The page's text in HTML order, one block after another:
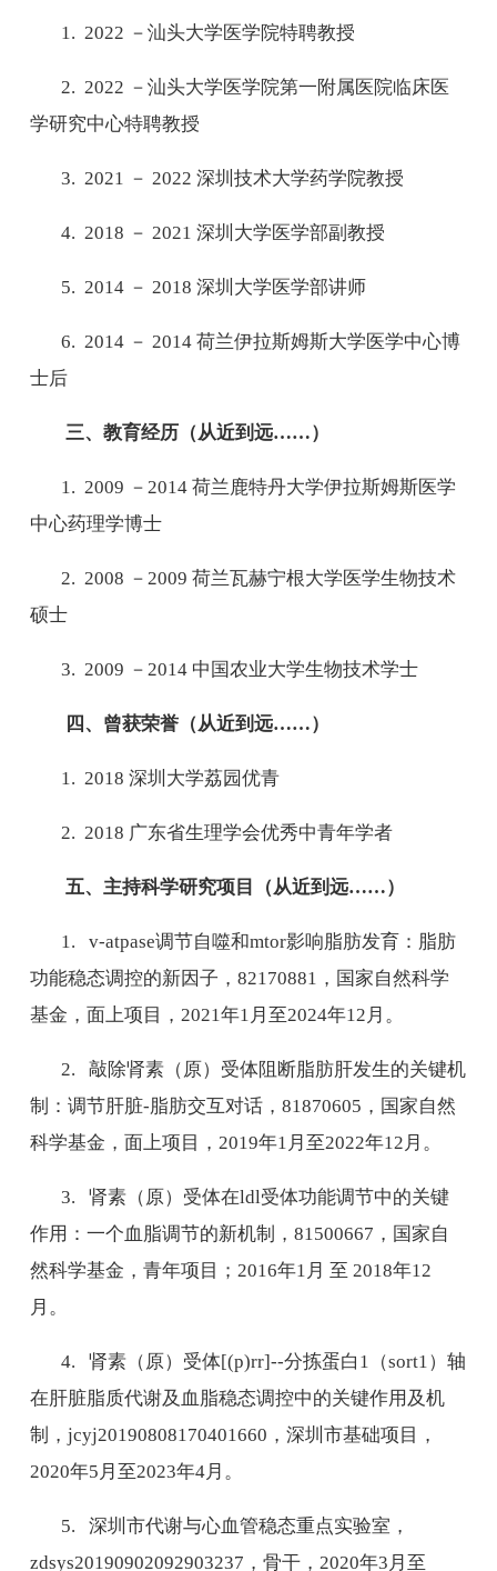
1. 2022 －汕头大学医学院特聘教授
2. 2022 －汕头大学医学院第一附属医院临床医
学研究中心特聘教授
3. 2021 － 2022深圳技术大学药学院教授
4. 2018 － 2021深圳大学医学部副教授
5. 2014 － 2018深圳大学医学部讲师
6. 2014 － 2014荷兰伊拉斯姆斯大学医学中心博
士后
三、教育经历（从近到远……）
1. 2009 －2014荷兰鹿特丹大学伊拉斯姆斯医学
中心药理学博士
2. 2008 －2009荷兰瓦赫宁根大学医学生物技术
硕士
3. 2009 －2014 中国农业大学生物技术学士
四、曾获荣誉（从近到远……）
1. 2018深圳大学荔园优青
2. 2018 广东省生理学会优秀中青年学者
五、主持科学研究项目（从近到远……）
1. v-atpase调节自噬和mtor影响脂肪发育：脂肪
功能稳态调控的新因子，82170881 ，国家自然科学
基金，面上项目，2021年1 月至2024年12 月。
2.敲除肾素（原）受体阻断脂肪肝发生的关键机
制：调节肝脏-脂肪交互对话，81870605 ，国家自然
科学基金，面上项目，2019年1 月至2022年12 月。
3.肾素（原）受体在ldl受体功能调节中的关键
作用：一个血脂调节的新机制，81500667 ，国家自
然科学基金，青年项目；2016年1 月 至2018年12
月。
4.肾素（原）受体[(p)rr]--分拣蛋白 1 （sort1）轴
在肝脏脂质代谢及血脂稳态调控中的关键作用及机
制，jcyj20190808170401660 ，深圳市基础项目，
2020年5 月至2023年4月。
5.深圳市代谢与心血管稳态重点实验室，
zdsys20190902092903237 ，骨干，2020年3 月至